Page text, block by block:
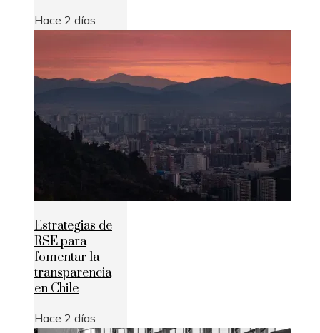
Hace 2 días
Estrategias de
RSE para
fomentar la
transparencia
en Chile
Hace 2 días